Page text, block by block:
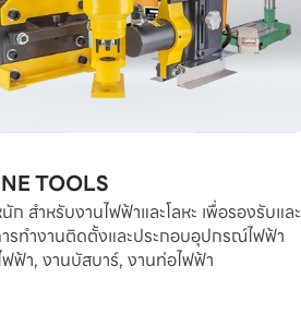
TOOLS
ก สำหรับงานไฟฟ้าและโลหะ เพื่อรองรับและ
รทำงานติดตั้งและประกอบอุปกรณ์ไฟฟ้า
ฟฟ้า, งานบัสบาร์, งานท่อไฟฟ้า